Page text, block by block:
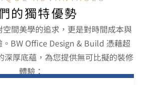
的獨特優勢
間美學的追求，更是對時間成本與
BW Office Design & Build 憑藉超
深厚底蘊，為您提供無可比擬的裝修
體驗：